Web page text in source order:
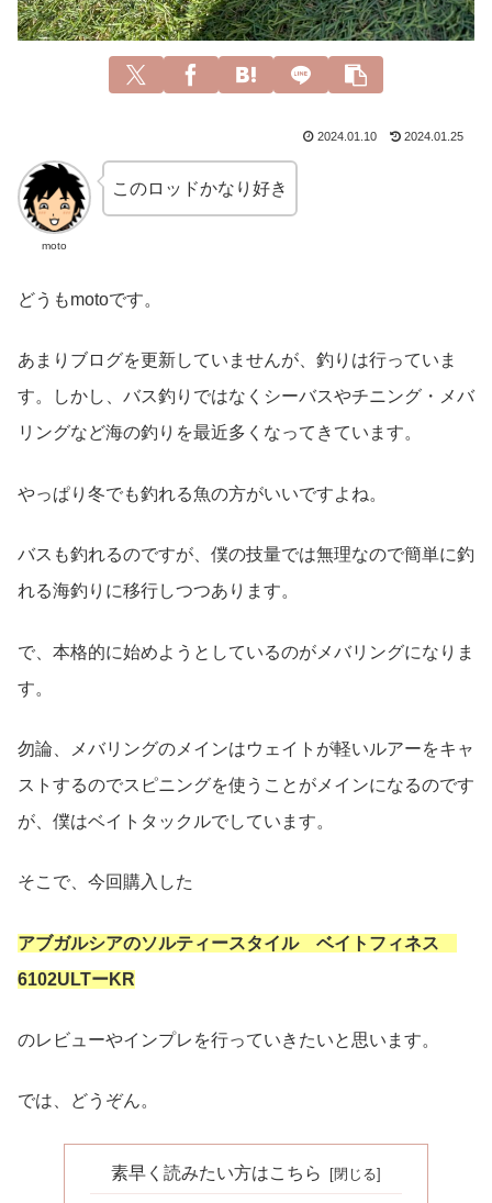
2024.01.10 2024.01.25
moto
このロッドかなり好き
どうもmotoです。
あまりブログを更新していませんが、釣りは行っていま
す。しかし、バス釣りではなくシーバスやチニング・メバ
リングなど海の釣りを最近多くなってきています。
やっぱり冬でも釣れる魚の方がいいですよね。
バスも釣れるのですが、僕の技量では無理なので簡単に釣
れる海釣りに移行しつつあります。
で、本格的に始めようとしているのがメバリングになりま
す。
勿論、メバリングのメインはウェイトが軽いルアーをキャ
ストするのでスピニングを使うことがメインになるのです
が、僕はベイトタックルでしています。
そこで、今回購入した
アブガルシアのソルティースタイル ベイトフィネス
6102ULTーKR
のレビューやインプレを行っていきたいと思います。
では、どうぞん。
素早く読みたい方はこちら